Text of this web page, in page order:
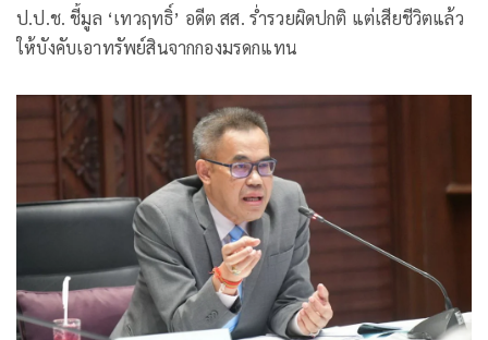
ป.ป.ช. ชี้มูล ‘เทวฤทธิ์’ อดีต สส. ร่ำรวยผิดปกติ แต่เสียชีวิตแล้ว
ให้บังคับเอาทรัพย์สินจากกองมรดกแทน